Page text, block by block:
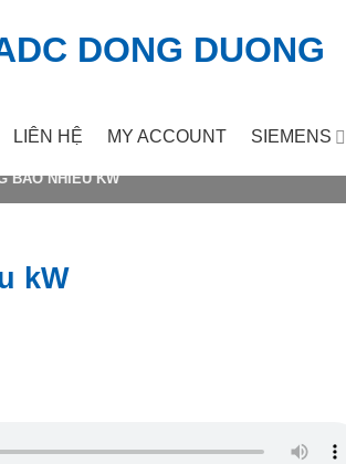
LIÊN HỆ MY ACCOUNT SIEMENS
BAO NHIÊU KW
kW